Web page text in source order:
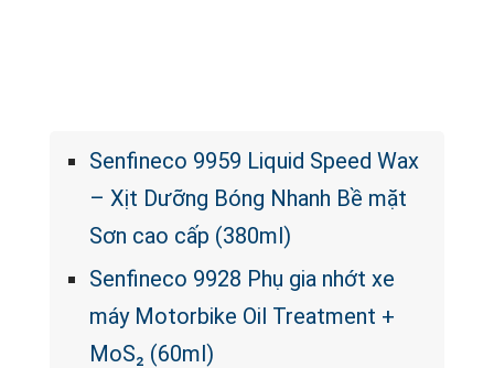
Senfineco 9959 Liquid Speed Wax
– Xịt Dưỡng Bóng Nhanh Bề mặt
Sơn cao cấp (380ml)
Senfineco 9928 Phụ gia nhớt xe
máy Motorbike Oil Treatment +
MoS₂ (60ml)